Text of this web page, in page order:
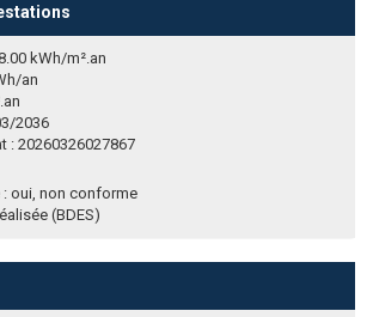
kWh/m².an
an
2036
: 20260326027867
oui, non conforme
(BDES)